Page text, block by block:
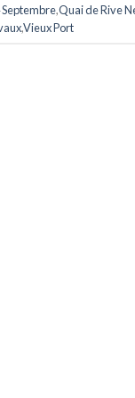
Septembre,Quai de Rive
,Vieux Port